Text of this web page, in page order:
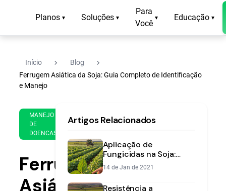
Planos ▾ Soluções ▾
Para
Você
▾ Educação ▾
Início navigate_next Blog navigate_next
Ferrugem Asiática da Soja: Guia Completo de Identificação
e Manejo
MANEJO
DE
DOENCAS
Mar
2025
min
leitura
Ferrugem
Asiática
Artigos Relacionados
Aplicação de
Fungicidas na Soja:
Estratégias e Momento
Certo
14 de Jan de 2021
Resistência a